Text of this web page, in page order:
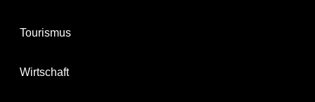
Tourismus
Wirtschaft